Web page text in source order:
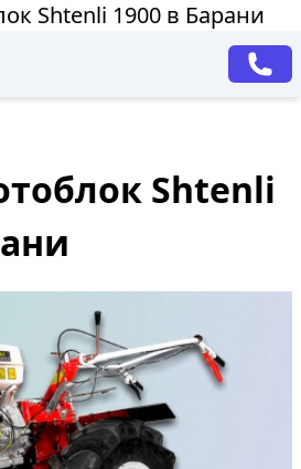
Shtenli 1900 в Барани
Shtenli